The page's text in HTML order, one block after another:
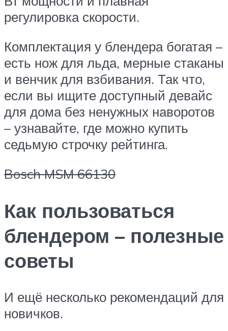
регулировка скорости.
Комплектация у блендера богатая –
есть нож для льда, мерные стаканы
и венчик для взбивания. Так что,
если вы ищите доступный девайс
для дома без ненужных наворотов
– узнавайте, где можно купить
седьмую строчку рейтинга.
Bosch MSM 66130
Как пользоваться
блендером – полезные
советы
И ещё несколько рекомендаций для
новичков.